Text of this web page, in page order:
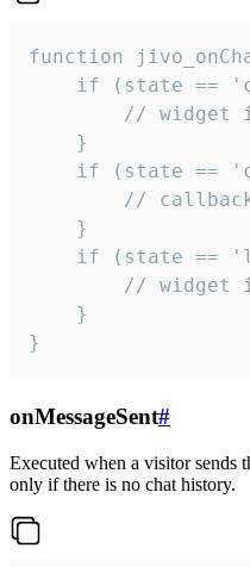
function
if (state ==
// widget
    }
if (state ==
//
    }
if (state ==
// widget
    }
}
onMessageSent#
Executed when a visitor sends
only if there is no chat history.